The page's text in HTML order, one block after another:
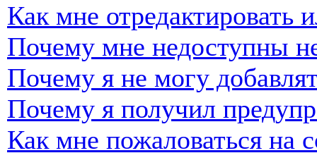
Как мне отредактировать
Почему мне недоступны
Почему я не могу
Почему я получил
Как мне пожаловаться на